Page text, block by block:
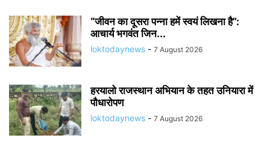
“जीवन का दूसरा पन्ना हमें स्वयं लिखना है”:
आचार्य भगवंत जिन...
loktodaynews - 7 August 2026
हरयालो राजस्थान अभियान के तहत उनियारा में
पौधारोपण
loktodaynews - 7 August 2026